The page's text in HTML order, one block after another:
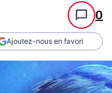
0
Ajoutez-nous en favori